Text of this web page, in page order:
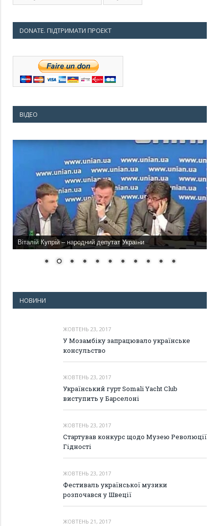
DONATE. ПІДТРИМАТИ ПРОЕКТ
ВІДЕО
Віталій Купрій – народний депутат України
НОВИНИ
ЖОВТЕНЬ 23, 2017
У Мозамбіку запрацювало українське
консульство
ЖОВТЕНЬ 23, 2017
Український гурт Somali Yacht Club
виступить у Барселоні
ЖОВТЕНЬ 23, 2017
Стартував конкурс щодо Музею Революції
Гідності
ЖОВТЕНЬ 23, 2017
Фестиваль української музики
розпочався у Швеції
ЖОВТЕНЬ 21, 2017